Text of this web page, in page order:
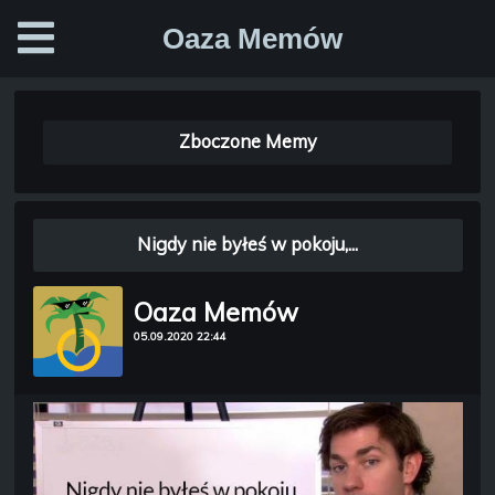
Oaza Memów
Zboczone Memy
Oaza Memów
05.09.2020 22:44
Nigdy nie byłeś w pokoju,...